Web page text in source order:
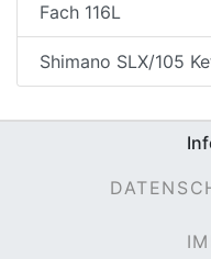
Fach 116L
Shimano SLX/105